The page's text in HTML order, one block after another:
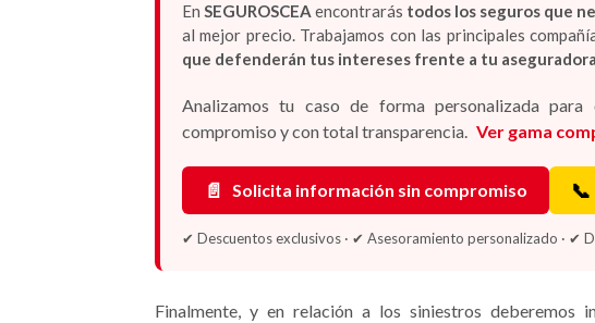
EnSEGUROSCEA encontrarás todos los seguros que
al mejor precio. Trabajamos con las principales
que defenderán tus intereses frente a tu aseguradora
Analizamos tu caso de forma personalizada
compromiso y con total transparencia. Ver gama
📄 Solicita información sin compromiso 📞
✔ Descuentos exclusivos · ✔ Asesoramiento personalizado · ✔
Finalmente, y en relación a los siniestros deberemos